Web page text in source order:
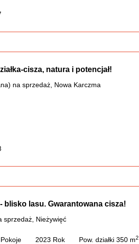
cisza, natura i potencjał!
na sprzedaż, Nowa Karczma
blisko lasu. Gwarantowana cisza!
sprzedaż, Nieżywięć
2023 Rok Pow. działki 350 m2